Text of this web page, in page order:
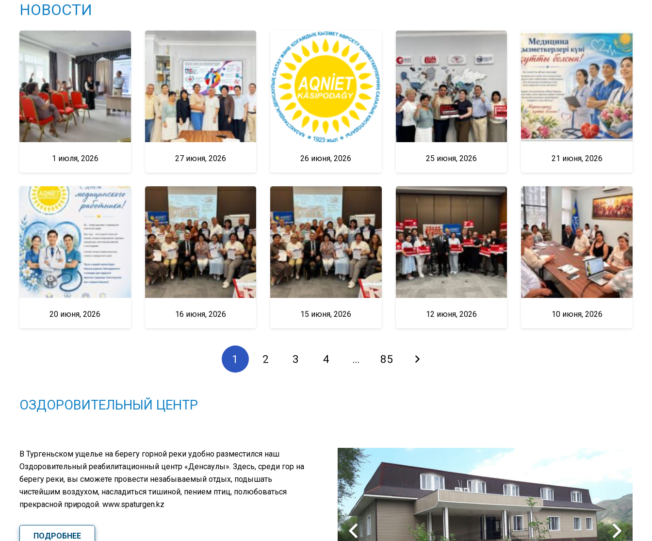
НОВОСТИ
1 июля, 2026 27 июня, 2026 26 июня, 2026 25 июня, 2026 21 июня, 2026
20 июня, 2026 16 июня, 2026 15 июня, 2026 12 июня, 2026 10 июня, 2026
1 2 3 4 … 85
ОЗДОРОВИТЕЛЬНЫЙ ЦЕНТР
В Тургеньском ущелье на берегу горной реки удобно разместился наш
Оздоровительный реабилитационный центр «Денсаулық». Здесь, среди гор на
берегу реки, вы сможете провести незабываемый отдых, подышать
чистейшим воздухом, насладиться тишиной, пением птиц, полюбоваться
прекрасной природой. www.spaturgen.kz
ПОДРОБНЕЕ